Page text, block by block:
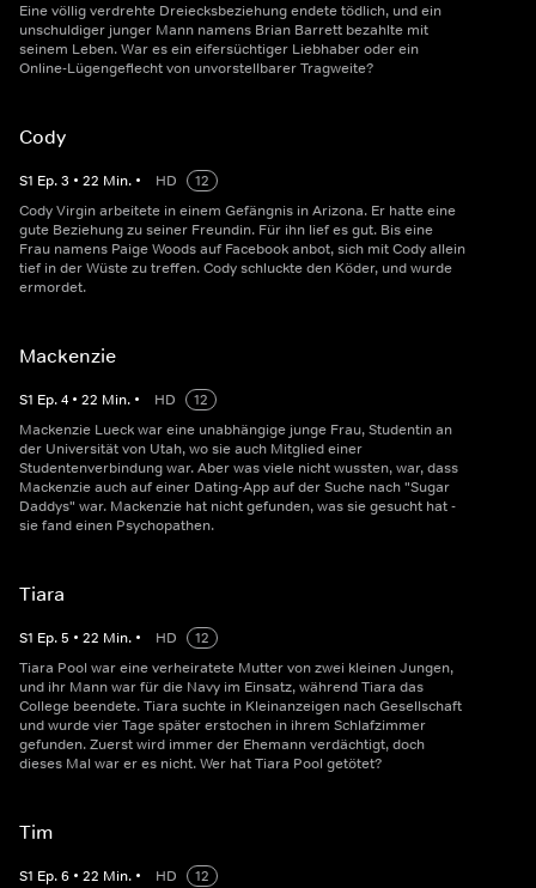
Eine völlig verdrehte Dreiecksbeziehung endete tödlich, und ein
unschuldiger junger Mann namens Brian Barrett bezahlte mit
seinem Leben. War es ein eifersüchtiger Liebhaber oder ein
Online-Lügengeflecht von unvorstellbarer Tragweite?
Cody
S1 Ep.3 • 22 Min. • HD
12
Cody Virgin arbeitete in einem Gefängnis in Arizona. Er hatte eine
gute Beziehung zu seiner Freundin. Für ihn lief es gut. Bis eine
Frau namens Paige Woods auf Facebook anbot, sich mit Cody allein
tief in der Wüste zu treffen. Cody schluckte den Köder, und wurde
ermordet.
Mackenzie
S1 Ep.4 • 22 Min. • HD
12
Mackenzie Lueck war eine unabhängige junge Frau, Studentin an
der Universität von Utah, wo sie auch Mitglied einer
Studentenverbindung war. Aber was viele nicht wussten, war, dass
Mackenzie auch auf einer Dating-App auf der Suche nach "Sugar
Daddys" war. Mackenzie hat nicht gefunden, was sie gesucht hat -
sie fand einen Psychopathen.
Tiara
S1 Ep.5 • 22 Min. • HD
12
Tiara Pool war eine verheiratete Mutter von zwei kleinen Jungen,
und ihr Mann war für die Navy im Einsatz, während Tiara das
College beendete. Tiara suchte in Kleinanzeigen nach Gesellschaft
und wurde vier Tage später erstochen in ihrem Schlafzimmer
gefunden. Zuerst wird immer der Ehemann verdächtigt, doch
dieses Mal war er es nicht. Wer hat Tiara Pool getötet?
Tim
S1 Ep.6 • 22 Min. • HD
12